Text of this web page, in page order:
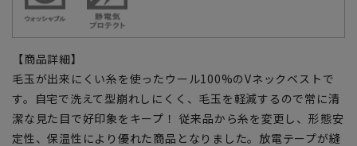
【商品詳細】
毛玉が出来にくい糸を使ったウール100%のVネックベストで
す。自宅で洗えて型崩れしにくく、毛玉を軽減するので常に清
潔な見た目で好印象をキープ！ 従来品から糸を変更し、形態安
定性、保温性により優れた商品となりました。放電テープが縫